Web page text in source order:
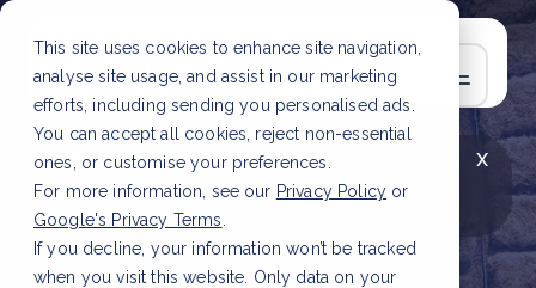
This site uses cookies to enhance site navigation,
analyse site usage, and assist in our marketing
efforts, including sending you personalised ads.
You can accept all cookies, reject non-essential
ones, or customise your preferences.
For more information, see our Privacy Policy or
Google's Privacy Terms
If you decline, your information won’t be tracked
when you visit this website. Only data on your
x
LAATSTE ARTIKEL
CSRD en uw positie als
leverancier: wat verandert er in 2026?Lees
artikel